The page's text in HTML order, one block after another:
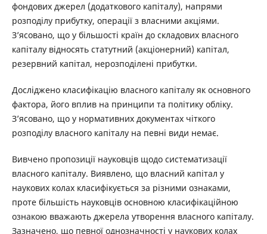
фондових джерел (додаткового капіталу), напрями
розподілу прибутку, операції з власними акціями.
З’ясовано, що у більшості країн до складових власного
капіталу відносять статутний (акціонерний) капітал,
резервний капітал, нерозподілені прибутки.
Досліджено класифікацію власного капіталу як основного
фактора, його вплив на принципи та політику обліку.
З’ясовано, що у нормативних документах чіткого
розподілу власного капіталу на певні види немає.
Вивчено пропозиції науковців щодо систематизації
власного капіталу. Виявлено, що власний капітал у
наукових колах класифікується за різними ознаками,
проте більшість науковців основною класифікаційною
ознакою вважають джерела утворення власного капіталу.
Зазначено, що певної однозначності у наукових колах